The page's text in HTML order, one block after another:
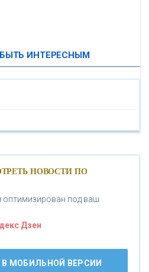
ИНТЕРЕСНЫМ
НОВОСТИ ПО
оптимизирован под ваш
Дзен
МОБИЛЬНОЙ ВЕРСИИ